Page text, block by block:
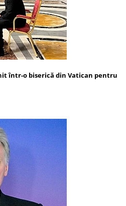
într-o biserică din Vatican pentru